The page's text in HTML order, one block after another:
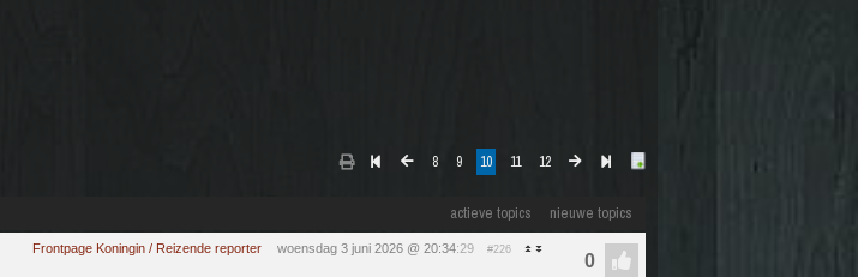
8 9 10 11 12
actieve topics nieuwe topics
Frontpage Koningin / Reizende reporter woensdag 3 juni 2026 @ 20:34:29 #226